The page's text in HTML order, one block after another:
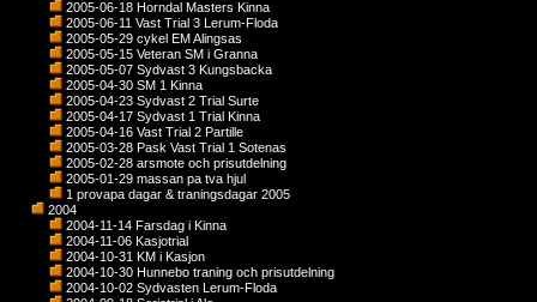
2005-06-18 Horndal Masters Kinna
2005-06-11 Vast Trial 3 Lerum-Floda
2005-05-29 cykel EM Alingsas
2005-05-15 Veteran SM i Granna
2005-05-07 Sydvast 3 Kungsbacka
2005-04-30 SM 1 Kinna
2005-04-23 Sydvast 2 Trial Surte
2005-04-17 Sydvast 1 Trial Kinna
2005-04-16 Vast Trial 2 Partille
2005-03-28 Pask Vast Trial 1 Sotenas
2005-02-28 arsmote och prisutdelning
2005-01-29 massan pa tva hjul
1 provapa dagar & traningsdagar 2005
2004
2004-11-14 Farsdag i Kinna
2004-11-06 Kasjotrial
2004-10-31 KM i Kasjon
2004-10-30 Hunnebo traning och prisutdelning
2004-10-02 Sydvasten Lerum-Floda